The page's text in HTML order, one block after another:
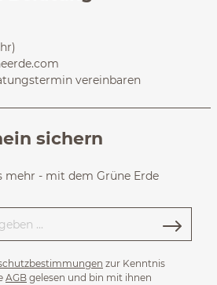
vereinbaren
sichern
mehr - mit dem Grüne Erde
zur Kenntnis
AGB gelesen und bin mit ihnen